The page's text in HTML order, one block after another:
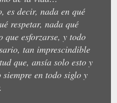
es decir, nada en qué
respetar, nada qué
esforzarse, y todo
tan imprescindible
que, ansía solo esto y
en todo siglo y